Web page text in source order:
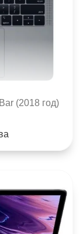
(2018 год)